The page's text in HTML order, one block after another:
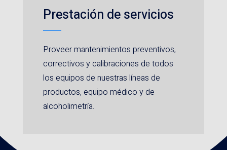
Prestación de servicios
Proveer mantenimientos preventivos,
correctivos y calibraciones de todos
los equipos de nuestras líneas de
productos, equipo médico y de
alcoholimetría.